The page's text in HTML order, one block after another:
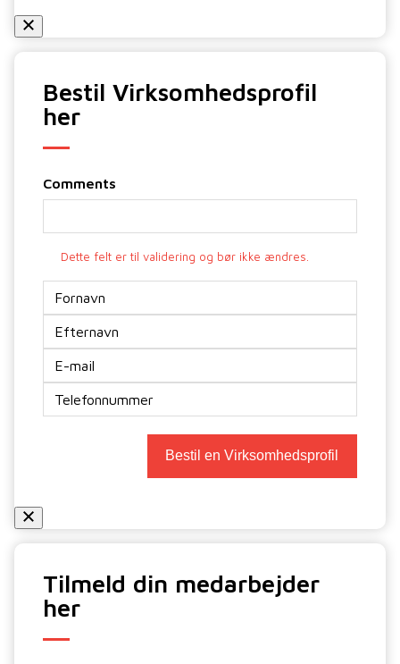
Bestil Virksomhedsprofil
her
Comments
Dette felt er til validering og bør ikke ændres.
mail*
Bestil en Virksomhedsprofil
Tilmeld din medarbejder
her